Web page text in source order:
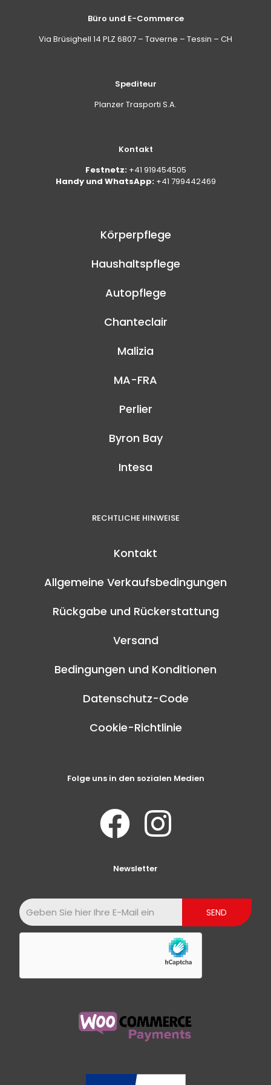
Büro und E-Commerce
Via Brüsighell 14 PLZ 6807 – Taverne – Tessin – CH
Spediteur
Planzer Trasporti S.A.
Kontakt
Festnetz: +41 919454505
Handy und WhatsApp: +41 799442469
Körperpflege
Haushaltspflege
Autopflege
Chanteclair
Malizia
MA-FRA
Perlier
Byron Bay
Intesa
RECHTLICHE HINWEISE
Kontakt
Allgemeine Verkaufsbedingungen
Rückgabe und Rückerstattung
Versand
Bedingungen und Konditionen
Datenschutz-Code
Cookie-Richtlinie
Folge uns in den sozialen Medien
Newsletter